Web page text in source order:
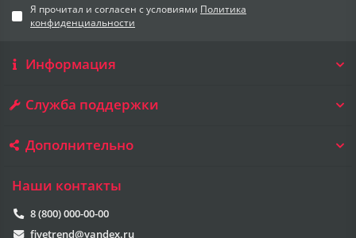
Я прочитал и согласен с условиями Политика
конфиденциальности
Информация
Служба поддержки
Дополнительно
Наши контакты
8 (800) 000-00-00
fivetrend@yandex.ru